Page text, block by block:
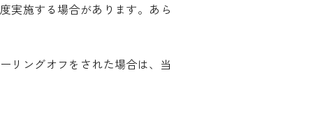
実施する場合があります。あら
リングオフをされた場合は、当